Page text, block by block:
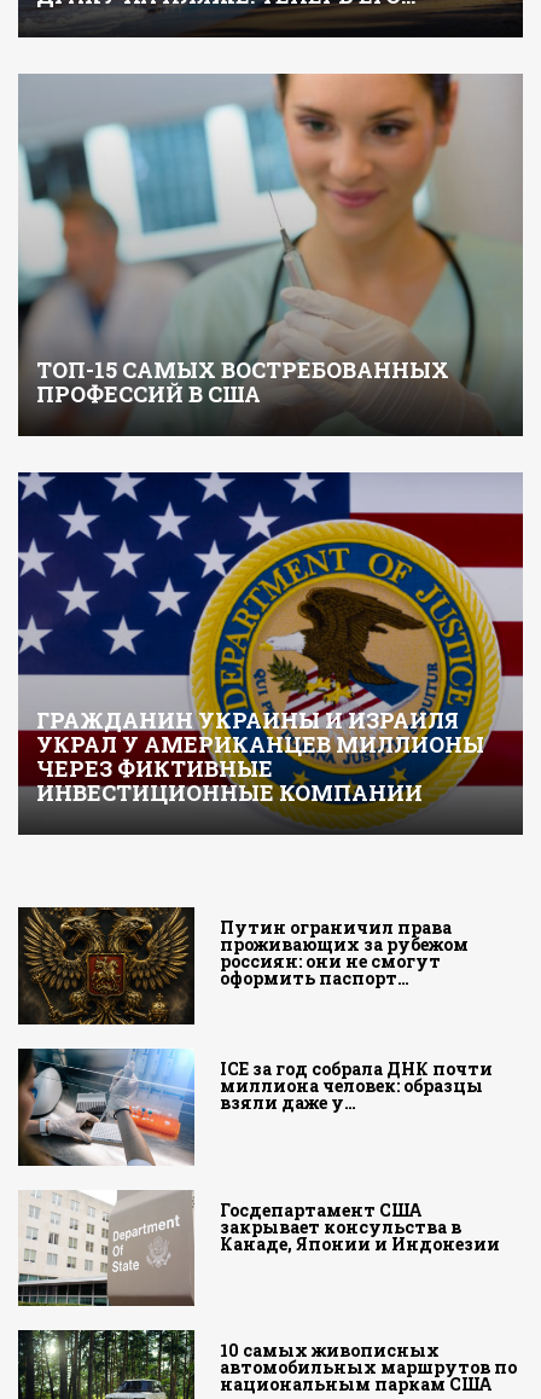
ТОП-15 САМЫХ ВОСТРЕБОВАННЫХ
ПРОФЕССИЙ В США
ГРАЖДАНИН УКРАИНЫ И ИЗРАИЛЯ
УКРАЛ У АМЕРИКАНЦЕВ МИЛЛИОНЫ
ЧЕРЕЗ ФИКТИВНЫЕ
ИНВЕСТИЦИОННЫЕ КОМПАНИИ
Путин ограничил права
проживающих за рубежом
россиян: они не смогут
оформить паспорт…
ICE за год собрала ДНК почти
миллиона человек: образцы
взяли даже у…
Госдепартамент США
закрывает консульства в
Канаде, Японии и Индонезии
10 самых живописных
автомобильных маршрутов по
национальным паркам США